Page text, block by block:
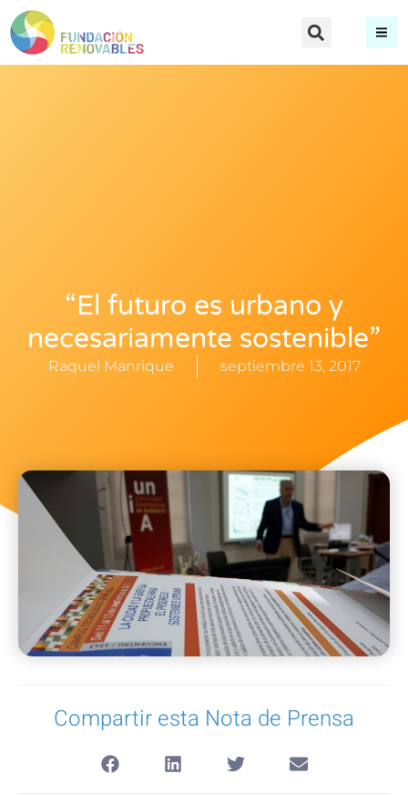
“El futuro es urbano y
necesariamente sostenible”
Raquel Manrique septiembre 13, 2017
Compartir esta Nota de Prensa